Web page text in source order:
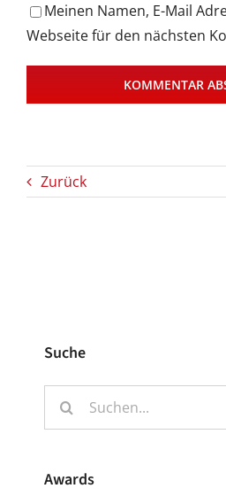
Meinen Namen, E-Mail
Webseite für den nächsten
Zurück
Suche
Suche
Awards